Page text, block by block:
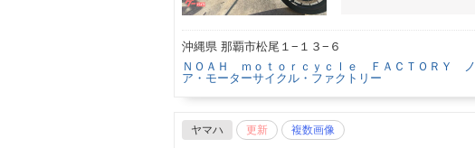
沖縄県 那覇市松尾１−１３−６
ＮＯＡＨ ｍｏｔｏｒｃｙｃｌｅ ＦＡＣＴＯＲＹ ノ
ア・モーターサイクル・ファクトリー
ヤマハ 更新 複数画像